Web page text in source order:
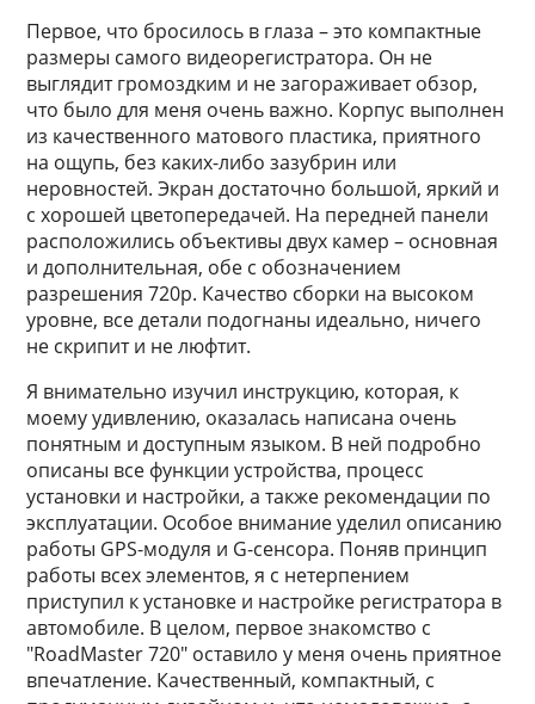
Первое, что бросилось в глаза – это компактные
размеры самого видеорегистратора. Он не
выглядит громоздким и не загораживает обзор,
что было для меня очень важно. Корпус выполнен
из качественного матового пластика, приятного
на ощупь, без каких-либо зазубрин или
неровностей. Экран достаточно большой, яркий и
с хорошей цветопередачей. На передней панели
расположились объективы двух камер – основная
и дополнительная, обе с обозначением
разрешения 720p. Качество сборки на высоком
уровне, все детали подогнаны идеально, ничего
не скрипит и не люфтит.
Я внимательно изучил инструкцию, которая, к
моему удивлению, оказалась написана очень
понятным и доступным языком. В ней подробно
описаны все функции устройства, процесс
установки и настройки, а также рекомендации по
эксплуатации. Особое внимание уделил описанию
работы GPS-модуля и G-сенсора. Поняв принцип
работы всех элементов, я с нетерпением
приступил к установке и настройке регистратора в
автомобиле. В целом, первое знакомство с
"RoadMaster 720" оставило у меня очень приятное
впечатление. Качественный, компактный, с